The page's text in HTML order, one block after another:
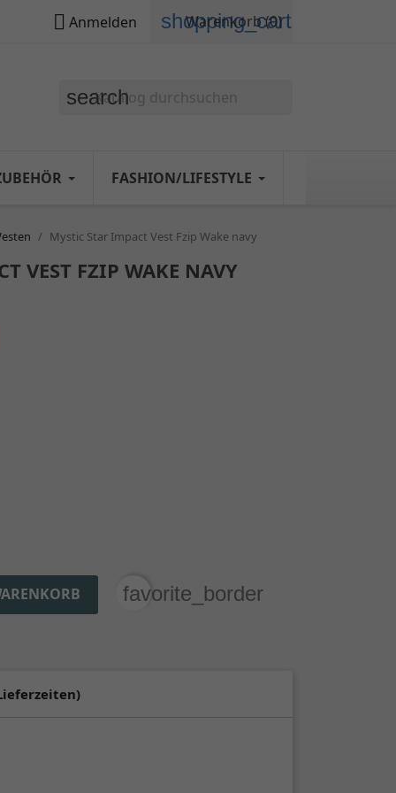
 Anmelden shopping_cart
Warenkorb(0)
search
FASHION/LIFESTYLE
Mystic Star Impact Vest Fzip Wake navy
VEST FZIP WAKE NAVY
favorite_border